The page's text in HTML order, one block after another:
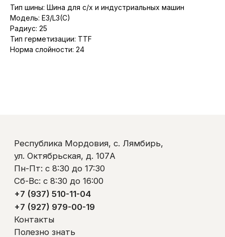
Тип шины: Шина для с/х и индустриальных машин
Модель: E3/L3(C)
Радиус: 25
Тип герметизации: TTF
Норма слойности: 24
Контакты
Полезно знать
Оплата и доставка
Сб-Вс: с 8:30 до 16:00
+7 (937) 510-11-04
+7 (927) 979-00-19